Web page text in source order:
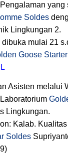
yang
Soldes
Lingkungan 2.
dibuka mulai 21
Goose
Asisten melalui
Lingkungan.
Kalab.
Soldes